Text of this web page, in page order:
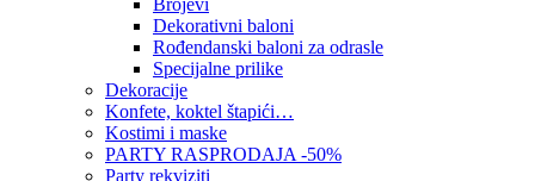
Dekorativni baloni
Rođendanski baloni za odrasle
Specijalne prilike
Dekoracije
Konfete, koktel štapići…
Kostimi i maske
PARTY RASPRODAJA -50%
Party rekviziti